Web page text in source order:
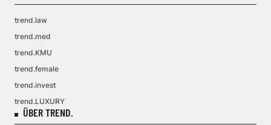
trend.law
trend.med
trend.KMU
trend.female
trend.invest
trend.LUXURY
ÜBER TREND.